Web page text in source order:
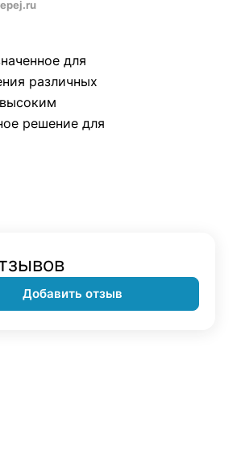
для
различных
решение для
Добавить отзыв